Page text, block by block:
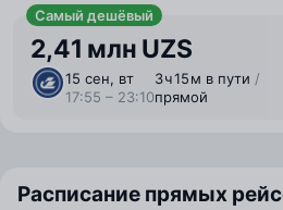
Самый дешёвый
2,41 млн UZS
15 сен, вт
17:55 – 23:10
3 ⁠ч 15 ⁠м в пути /
прямой
Расписание прямых